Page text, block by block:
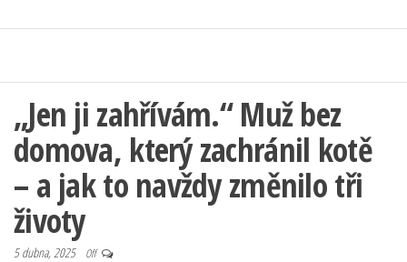
„Jen ji zahřívám.“ Muž bez
domova, který zachránil kotě
– a jak to navždy změnilo tři
životy
5 dubna, 2025 Off